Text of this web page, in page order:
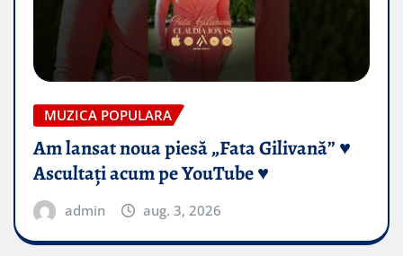
MUZICA POPULARA
Am lansat noua piesă „Fata Gilivană” ♥️
Ascultați acum pe YouTube ♥️
admin aug. 3, 2026